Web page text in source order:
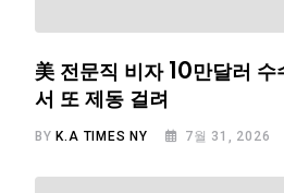
美 전문직 비자 10만달러 수
서 또 제동 걸려
BY K.A TIMES NY 7월 31, 2026